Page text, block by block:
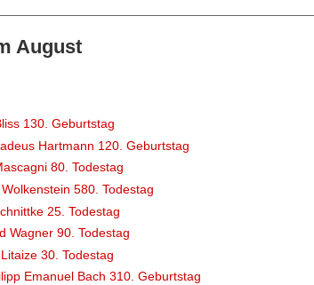
August
130. Geburtstag
Hartmann 120. Geburtstag
80. Todestag
580. Todestag
25. Todestag
Wagner 90. Todestag
30. Todestag
Emanuel Bach 310. Geburtstag